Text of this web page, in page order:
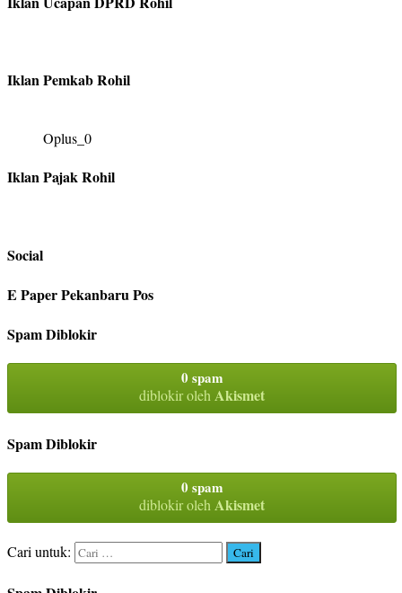
Iklan Pemkab Rohil
Oplus_0
Iklan Pajak Rohil
Social
E Paper Pekanbaru Pos
Spam Diblokir
0 spam
diblokir olehAkismet
Spam Diblokir
0 spam
diblokir oleh Akismet
Cari untuk: